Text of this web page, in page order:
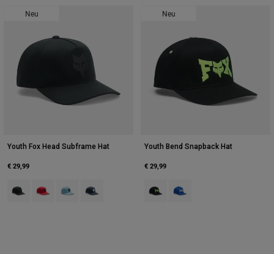
Neu
Youth Fox Head Subframe Hat
€ 29,99
Product swatch type of Schwarz.
Product swatch type of Flammenrot.
Product swatch type of Eisiges Blau.
Product swatch type of Mitternachtsblau.
Neu
Youth Bend Snapback Hat
€ 29,99
Product swatch type of Schwarz.
Product swatch type of